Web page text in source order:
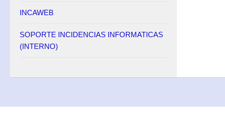
INCAWEB
SOPORTE INCIDENCIAS INFORMATICAS
(INTERNO)